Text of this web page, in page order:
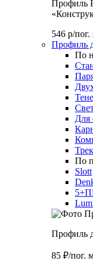
Профиль
546 р/пог.
Профиль
По
Для
По
Slott
Профиль
85 ₽/пог.